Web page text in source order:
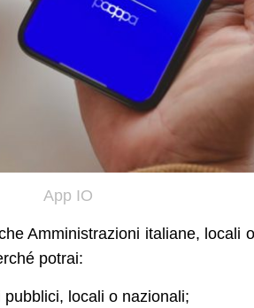
App IO
Amministrazioni italiane, locali
potrai:
locali o nazionali;